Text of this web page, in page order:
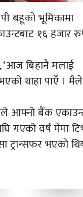
बहूको भूमिकामा
१६ हजार
‘आज बिहानै मलाई
थाहा पाएँ । मैले
मैले आफ्नो बैंक
गएको वर्ष मेमा
भएको